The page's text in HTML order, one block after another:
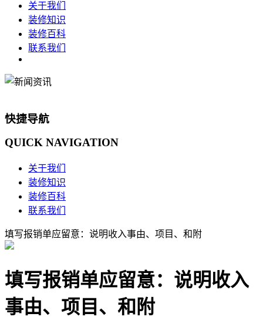
关于我们
装修知识
装修百科
联系我们
快捷导航
QUICK NAVIGATION
关于我们
装修知识
装修百科
联系我们
填写报销单应留意：说明收入事由、项目、和附
填写报销单应留意：说明收入
事由、项目、和附